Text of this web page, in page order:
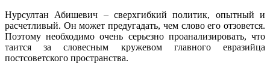
Нурсултан Абишевич – сверхгибкий политик, опытный и
расчетливый. Он может предугадать, чем слово его отзовется.
Поэтому необходимо очень серьезно проанализировать, что
таится за словесным кружевом главного евразийца
постсоветского пространства.